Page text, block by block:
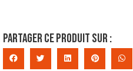
Partager ce produit sur :